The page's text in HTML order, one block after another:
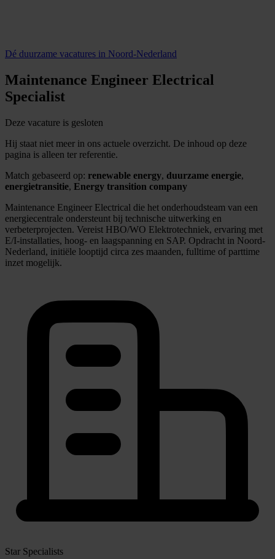
Dé duurzame vacatures in Noord-Nederland
Maintenance Engineer Electrical
Specialist
Deze vacature is gesloten
Hij staat niet meer in ons actuele overzicht. De inhoud op deze
pagina is alleen ter referentie.
Match gebaseerd op: renewable energy, duurzame energie,
energietransitie, Energy transition company
Maintenance Engineer Electrical die het onderhoudsteam van een
energiecentrale ondersteunt bij technische uitwerking en
verbeterprojecten. Vereist HBO/WO Elektrotechniek, ervaring met
E/I-installaties, hoog- en laagspanning en SAP. Opdracht in Noord-
Nederland, initiële looptijd circa zes maanden, fulltime of parttime
inzet mogelijk.
Star Specialists